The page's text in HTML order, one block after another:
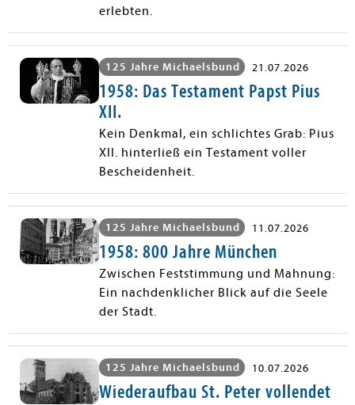
erlebten.
125 Jahre Michaelsbund 21.07.2026
1958: Das Testament Papst Pius
XII.
Kein Denkmal, ein schlichtes Grab: Pius
XII. hinterließ ein Testament voller
Bescheidenheit.
125 Jahre Michaelsbund 11.07.2026
1958: 800 Jahre München
Zwischen Feststimmung und Mahnung:
Ein nachdenklicher Blick auf die Seele
der Stadt.
125 Jahre Michaelsbund 10.07.2026
Wiederaufbau St. Peter vollendet